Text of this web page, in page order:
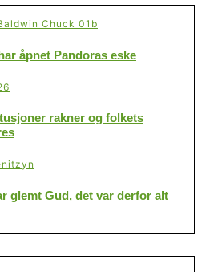
åpnet Pandoras eske
rakner og folkets
glemt Gud, det var derfor alt